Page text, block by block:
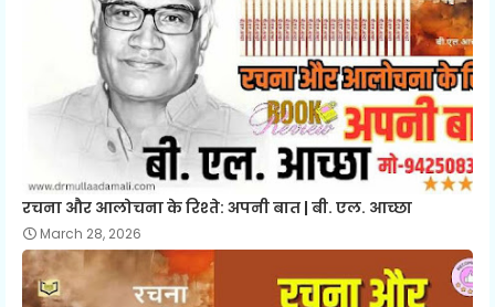
रचना और आलोचना के रिश्ते: अपनी बात | बी. एल. आच्छा
March 28, 2026